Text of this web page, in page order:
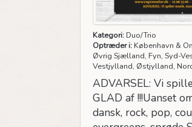
Kategori: Duo/Trio
Optræder i: København &
Øvrig Sjælland, Fyn, Syd-
Vestjylland, Østjylland,
ADVARSEL: Vi
GLAD af !!!Uanset
dansk, rock, pop,